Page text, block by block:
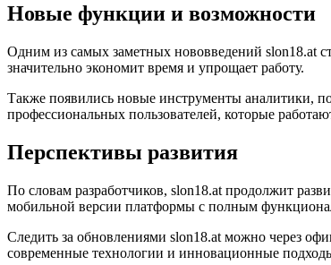
Новые функции и возможности
Одним из самых заметных нововведений slon18.at
значительно экономит время и упрощает работу.
Также появились новые инструменты аналитики,
профессиональных пользователей, которые
Перспективы развития
По словам разработчиков, slon18.at продолжит
мобильной версии платформы с полным
Следить за обновлениями slon18.at можно через
современные технологии и инновационные